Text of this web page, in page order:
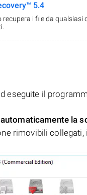
5.4
recupera i file da
eseguite il
la
rimovibili